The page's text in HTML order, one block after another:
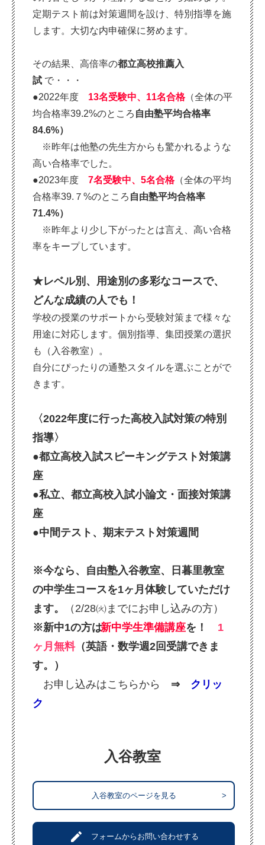
定期テスト前は対策週間を設け、特別指導を施
します。大切な内申確保に努めます。
その結果、高倍率の都立高校推薦入
試 で・・・
●2022年度 13名受験中、 11名合格（全体の平
均合格率39.2%のところ 自由塾平均合格率
84.6%）
※昨年は他塾の先生方からも驚かれるような
高い合格率でした。
●2023年度
7名受験中、5名合格（全体の平均
合格率39.７%のところ 自由塾平均合格率
71.4%）
※昨年より少し下がったとは言え、高い合格
率をキープしています。
★レベル別、用途別の多彩なコースで、
どんな成績の人でも ！
学校の授業のサポートから受験対策まで様々な
用途に対応します。個別指導、集団授業の選択
も（入谷教室）。
自分にぴったりの通塾スタイルを選ぶことがで
きます。
〈2022年度に行った高校入試対策の特別
指導〉
●都立高校入試スピーキングテスト対策講
座
●私立、都立高校入試小論文・面接対策講
座
●中間テスト、期末テスト対策週 間
※今なら、自由塾入谷教室、日暮里教室
の中学生コースを1ヶ月体験していただけ
ます。
（2/28㈫までにお申し込みの方）
※新中1の方は新中学生準備講座を！ 1
ヶ月無料（英語・数学週2回受講できま
す。）
お申し込みはこちらから ⇒ クリッ
ク
入谷教室
入谷教室のページを見る >
create フォームからお問い合わせする